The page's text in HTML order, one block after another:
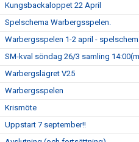
Kungsbackaloppet 22 April
Spelschema Warbergsspelen.
Warbergsspelen 1-2 april -
SM-kval söndag 26/3 samling
Warbergslägret V25
Warbergsspelen
Krismöte
Uppstart 7 september!!